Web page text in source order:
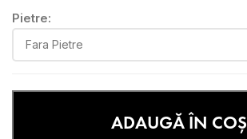
Pietre:
ADAUGĂ ÎN COȘ